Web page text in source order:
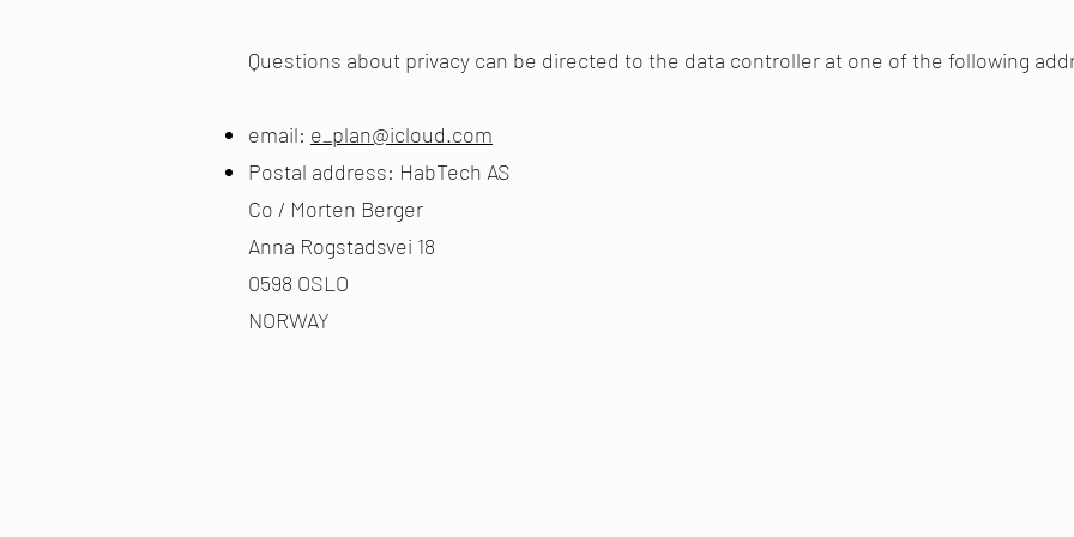
Questions about privacy can be directed to the data controller at one of the following
email: e_plan@icloud.com
Postal address: HabTech AS
Co / Morten Berger
Anna Rogstadsvei 18
0598 OSLO
NORWAY